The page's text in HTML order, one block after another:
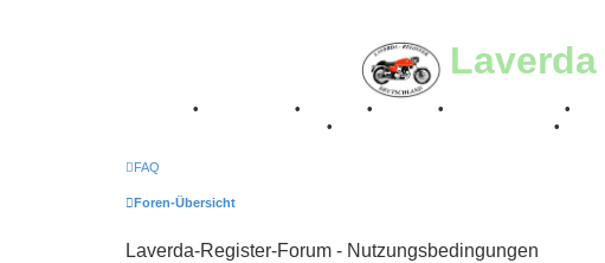
Laverda
• • • • •
• •
FAQ
Foren-Übersicht
Laverda-Register-Forum - Nutzungsbedingungen